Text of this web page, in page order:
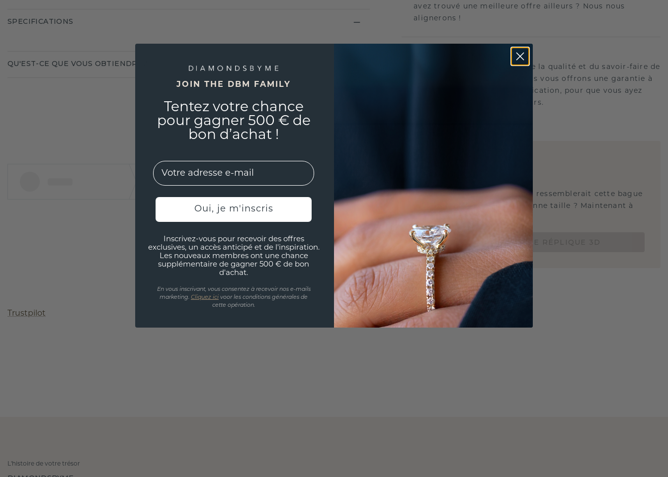
avez trouvé une meilleure offre ailleurs ? Nous nous
alignerons !
Nous nous portons garants de la qualité et du savoir-faire de
nos bijoux.C'est pourquoi nous vous offrons une garantie à
vie contre les défauts de fabrication, pour que vous ayez
l'esprit tranquille pour toujours.
Souhaitez-vous savoir à quoi ressemblerait cette bague
sur vous et si elle est à la bonne taille ? Maintenant à
COMMANDEZ UNE RÉPLIQUE 3D
SPECIFICATIONS
QU'EST-CE QUE VOUS OBTIENDREZ ?
Trustpilot
L'histoire de votre trésor
JOIN THE DBM FAMILY
Tentez votre chance
pour gagner 500 € de
bon d’achat !
EMail
Oui, je m'inscris
Inscrivez-vous pour recevoir des offres
exclusives, un accès anticipé et de l'inspiration.
Les nouveaux membres ont une chance
supplémentaire de gagner 500 € de bon
d'achat.
En vous inscrivant, vous consentez à recevoir nos e-mails
marketing. Cliquez ici voor les conditions générales de
cette opération.